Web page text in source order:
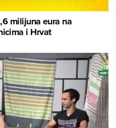
milijuna eura na
i Hrvat